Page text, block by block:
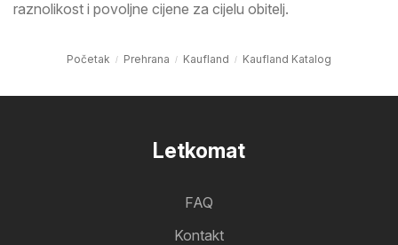
raznolikost i povoljne cijene za cijelu obitelj.
Početak Prehrana Kaufland Kaufland Katalog
Letkomat
FAQ
Kontakt